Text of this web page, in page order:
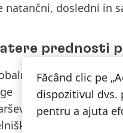
natančni, dosledni in
prednosti
standardi
dopust,
načrt za
Făcând clic pe
dispozitivul dvs.
pentru a ajuta